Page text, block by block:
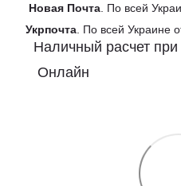
Новая Почта . По всей
Укрпочта . По всей Украине
Наличный расчет при
Онлайн